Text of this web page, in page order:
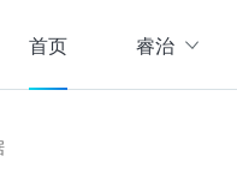
首页 睿治